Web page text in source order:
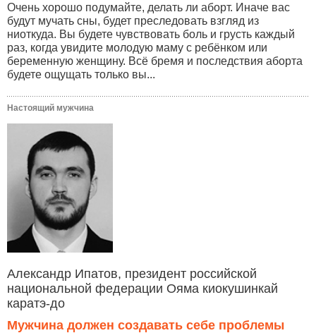
Очень хорошо подумайте, делать ли аборт. Иначе вас
будут мучать сны, будет преследовать взгляд из
ниоткуда. Вы будете чувствовать боль и грусть каждый
раз, когда увидите молодую маму с ребёнком или
беременную женщину. Всё бремя и последствия аборта
будете ощущать только вы...
Настоящий мужчина
Александр Ипатов, президент российской
национальной федерации Ояма киокушинкай
каратэ-до
Мужчина должен создавать себе проблемы